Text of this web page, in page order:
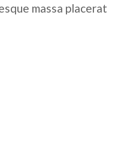
massa placerat